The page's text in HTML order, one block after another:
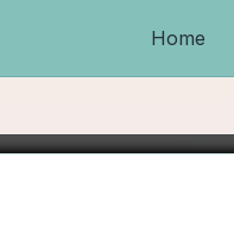
Home